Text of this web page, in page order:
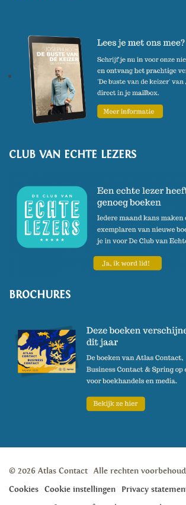
CLUB VAN ECHTE LEZERS
BROCHURES
© 2026 Atlas Contact Alle rechten
Cookies
Cookie instellingen
Privacy